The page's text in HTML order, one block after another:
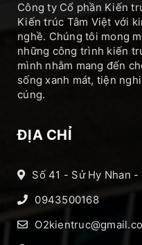
Công ty Cổ phần Kiến
Kiến trúc Tâm Việt với
nghề. Chúng tôi mong
những công trình kiến
mình nhằm mang đến
sống xanh mát, tiện
cúng.
ĐỊA CHỈ
Số 41 - Sử Hy Nhan -
0943500168